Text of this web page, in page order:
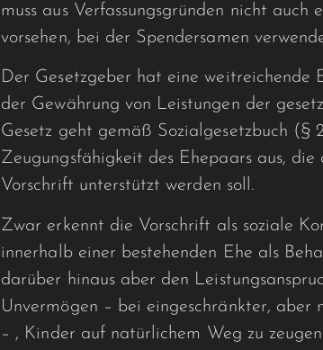
muss aus Verfassungsgründen nicht auch
vorsehen, bei der Spendersamen
Der Gesetzgeber hat eine weitreichende
der Gewährung von Leistungen der
Gesetz geht gemäß Sozialgesetz­buch (§
Zeugungsfähigkeit des Ehepaars aus,
Vorschrift unterstützt werden soll.
Zwar erkennt die Vorschrift als soziale
innerhalb einer bestehenden Ehe als
darüber hinaus aber den
Unvermögen – bei eingeschränkter,
– , Kinder auf natürlichem Weg zu